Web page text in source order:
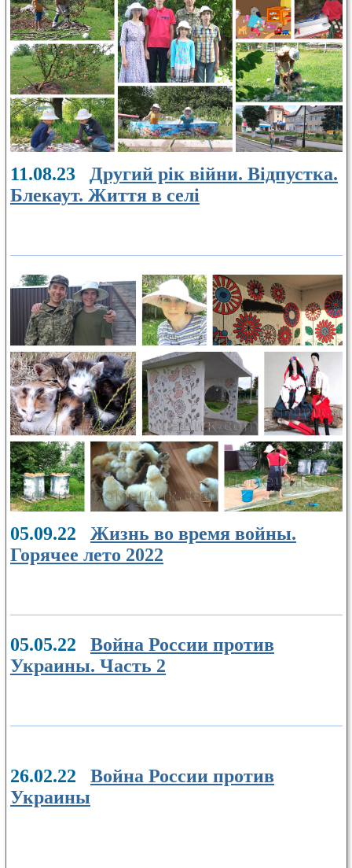
11.08.23 Другий рік війни. Відпустка.
Блекаут. Життя в селі
05.09.22 Жизнь во время войны.
Горячее лето 2022
05.05.22 Война России против
Украины. Часть 2
26.02.22 Война России против
Украины